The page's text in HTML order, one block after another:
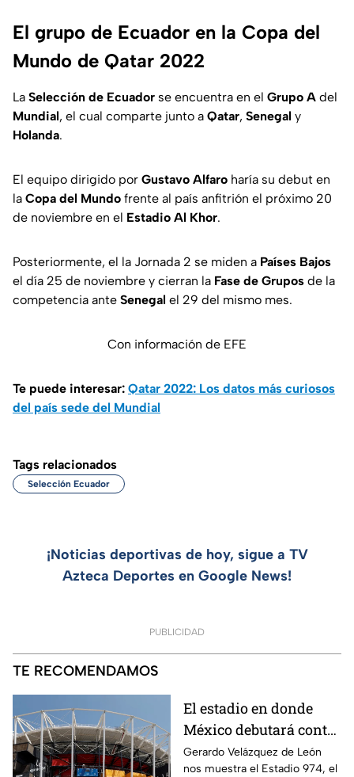
El grupo de Ecuador en la Copa del
Mundo de Qatar 2022
La Selección de Ecuador se encuentra en el Grupo A del
Mundial, el cual comparte junto a Qatar, Senegal y
Holanda.
El equipo dirigido por Gustavo Alfaro haría su debut en
la Copa del Mundo frente al país anfitrión el próximo 20
de noviembre en el Estadio Al Khor.
Posteriormente, el la Jornada 2 se miden a Países Bajos
el día 25 de noviembre y cierran la Fase de Grupos de la
competencia ante Senegal el 29 del mismo mes.
Con información de EFE
Te puede interesar: Qatar 2022: Los datos más curiosos
del país sede del Mundial
Tags relacionados
Selección Ecuador
¡Noticias deportivas de hoy, sigue a TV
Azteca Deportes en Google News!
PUBLICIDAD
TE RECOMENDAMOS
El estadio en donde
México debutará contra
Polonia en Qatar 2022
Gerardo Velázquez de León
nos muestra el Estadio 974, el